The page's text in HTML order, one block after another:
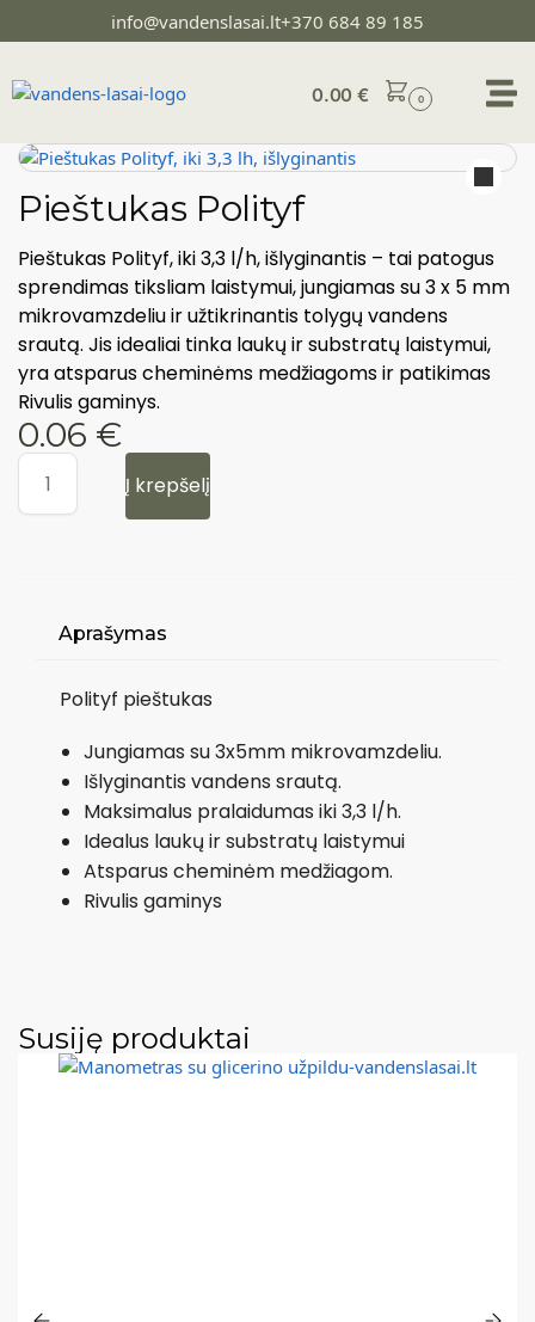
info@vandenslasai.lt+370 684 89 185
0.00€ 0
Pieštukas Polityf
Pieštukas Polityf, iki 3,3 l/h, išlyginantis – tai patogus
sprendimas tiksliam laistymui, jungiamas su 3 x 5 mm
mikrovamzdeliu ir užtikrinantis tolygų vandens
srautą. Jis idealiai tinka laukų ir substratų laistymui,
yra atsparus cheminėms medžiagoms ir patikimas
Rivulis gaminys.
0.06 €
Į krepšelį
Aprašymas
Polityf pieštukas
Jungiamas su 3x5mm mikrovamzdeliu.
Išlyginantis vandens srautą.
Maksimalus pralaidumas iki 3,3 l/h.
Idealus laukų ir substratų laistymui
Atsparus cheminėm medžiagom.
Rivulis gaminys
Susiję produktai